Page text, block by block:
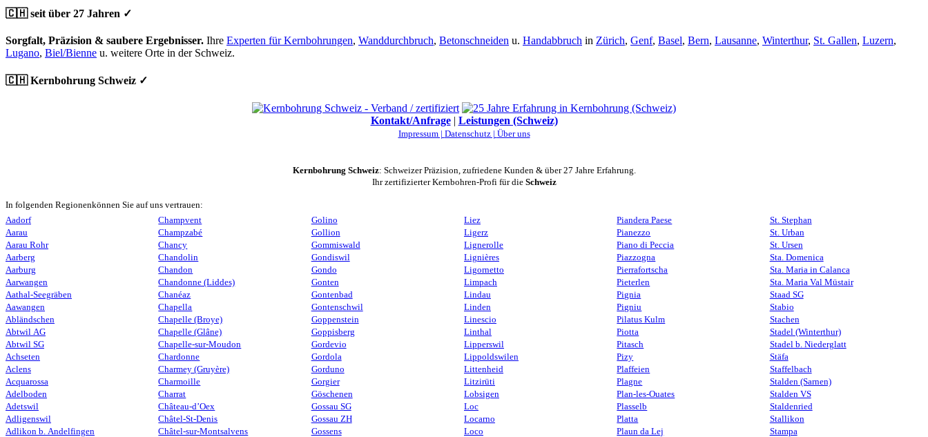
🇨🇭 seit über 27 Jahren ✓
Sorgfalt, Präzision & saubere Ergebnisser. Ihre Experten für Kernbohrungen, Wanddurchbruch, Betonschneiden u. Handabbruch in Zürich, Genf, Basel, Bern, Lausanne, Winterthur, St. Gallen, Luzern,
Lugano, Biel/Bienne u. weitere Orte in der Schweiz.
🇨🇭 Kernbohrung Schweiz ✓
Kontakt/Anfrage| Leistungen (Schweiz)
Impressum | Datenschutz | Über uns
Kernbohrung Schweiz: Schweizer Präzision, zufriedene Kunden & über 27 Jahre Erfahrung.
Ihr zertifizierter Kernbohren-Profi für die Schweiz
In folgenden Regionenkönnen Sie auf uns vertrauen:
Aadorf
Aarau
Aarau Rohr
Aarberg
Aarburg
Aarwangen
Aathal-Seegräben
Aawangen
Abländschen
Abtwil AG
Abtwil SG
Achseten
Aclens
Acquarossa
Adelboden
Adetswil
Adligenswil
Adlikon b. Andelfingen
Champvent
Champzabé
Chancy
Chandolin
Chandon
Chandonne (Liddes)
Chanéaz
Chapella
Chapelle (Broye)
Chapelle (Glâne)
Chapelle-sur-Moudon
Chardonne
Charmey (Gruyère)
Charmoille
Charrat
Château-d’Oex
Châtel-St-Denis
Châtel-sur-Montsalvens
Golino
Gollion
Gommiswald
Gondiswil
Gondo
Gonten
Gontenbad
Gontenschwil
Goppenstein
Goppisberg
Gordevio
Gordola
Gorduno
Gorgier
Göschenen
Gossau SG
Gossau ZH
Gossens
Liez
Ligerz
Lignerolle
Lignières
Ligornetto
Limpach
Lindau
Linden
Linescio
Linthal
Lipperswil
Lippoldswilen
Littenheid
Litzirüti
Lobsigen
Loc
Locarno
Loco
Piandera Paese
Pianezzo
Piano di Peccia
Piazzogna
Pierrafortscha
Pieterlen
Pignia
Pigniu
Pilatus Kulm
Piotta
Pitasch
Pizy
Plaffeien
Plagne
Plan-les-Ouates
Plasselb
Platta
Plaun da Lej
St. Stephan
St. Urban
St. Ursen
Sta. Domenica
Sta. Maria in Calanca
Sta. Maria Val Müstair
Staad SG
Stabio
Stachen
Stadel (Winterthur)
Stadel b. Niederglatt
Stäfa
Staffelbach
Stalden (Sarnen)
Stalden VS
Staldenried
Stallikon
Stampa